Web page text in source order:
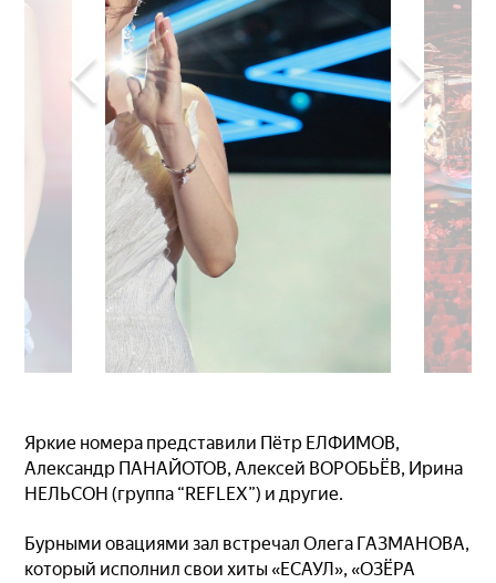
Яркие номера представили Пётр ЕЛФИМОВ,
Александр ПАНАЙОТОВ, Алексей ВОРОБЬЁВ, Ирина
НЕЛЬСОН (группа “REFLEX”) и другие.
Бурными овациями зал встречал Олега ГАЗМАНОВА,
который исполнил свои хиты «ЕСАУЛ», «ОЗЁРА